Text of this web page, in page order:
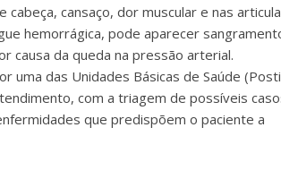
cansaço, dor muscular e nas
hemorrágica, pode aparecer
causa da queda na pressão arterial.
uma das Unidades Básicas de Saúde
com a triagem de possíveis
que predispõem o paciente a